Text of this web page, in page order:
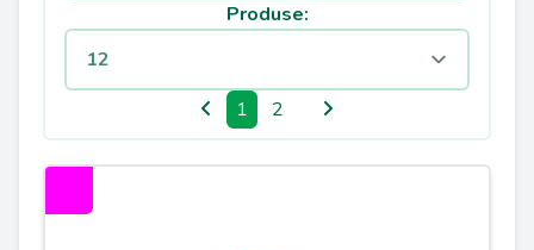
Produse:
1 2